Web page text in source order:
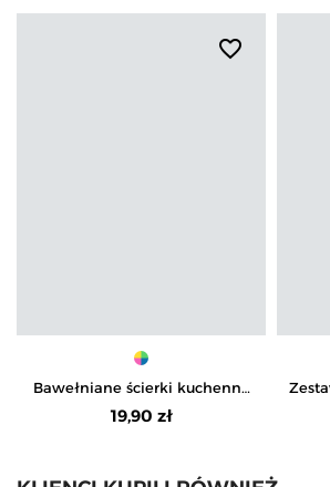
favorite_border
Bawełniane ścierki kuchenne
3-pak
19,90 zł